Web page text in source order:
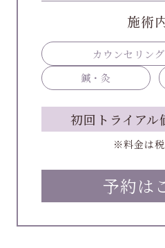
初回トライア
※料金は
予約は
施術
カウンセリング
鍼・灸